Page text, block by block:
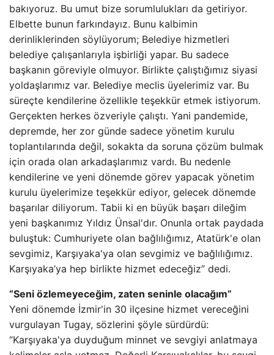
bakıyoruz. Bu umut bize sorumlulukları da getiriyor.
Elbette bunun farkındayız. Bunu kalbimin
derinliklerinden söylüyorum; Belediye hizmetleri
belediye çalışanlarıyla işbirliği yapar. Bu sadece
başkanın göreviyle olmuyor. Birlikte çalıştığımız siyasi
yoldaşlarımız var. Belediye meclis üyelerimiz var. Bu
süreçte kendilerine özellikle teşekkür etmek istiyorum.
Gerçekten herkes özveriyle çalıştı. Yani pandemide,
depremde, her zor günde sadece yönetim kurulu
toplantılarında değil, sokakta da soruna çözüm bulmak
için orada olan arkadaşlarımız vardı. Bu nedenle
kendilerine ve yeni dönemde görev yapacak yönetim
kurulu üyelerimize teşekkür ediyor, gelecek dönemde
başarılar diliyorum. Tabii ki en büyük başarı dileğim
yeni başkanımız Yıldız Ünsal'dır. Onunla ortak paydada
buluştuk: Cumhuriyete olan bağlılığımız, Atatürk'e olan
sevgimiz, Karşıyaka'ya olan sevgimiz ve bağlılığımız.
Karşıyaka’ya hep birlikte hizmet edeceğiz” dedi.
“Seni özlemeyeceğim, zaten seninle olacağım”
Yeni dönemde İzmir'in 30 ilçesine hizmet vereceğini
vurgulayan Tugay, sözlerini şöyle sürdürdü:
“Karşıyaka'ya duyduğum minnet ve sevgiyi anlatmaya